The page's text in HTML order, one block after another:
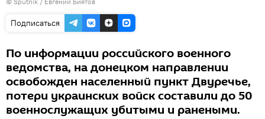
Подписаться
По информации российского военного
ведомства, на донецком направлении
освобожден населенный пункт Двуречье,
потери украинских войск составили до 50
военнослужащих убитыми и ранеными.